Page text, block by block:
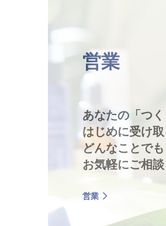
営業
あなたの「つ
はじめに受け取
どんなことでも
お気軽にご相談
営業